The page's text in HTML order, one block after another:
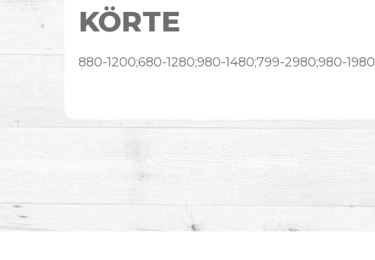
KÖRTE
880-1200;680-1280;980-1480;799-2980;980-1980